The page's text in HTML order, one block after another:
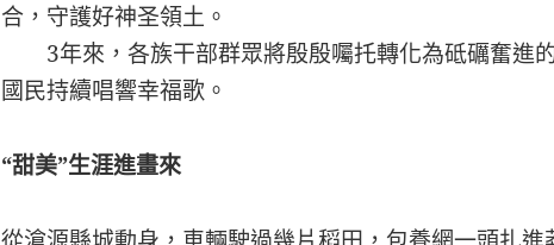
合，守護好神圣領土。
3年來，各族干部群眾將殷殷囑托轉化為砥礪奮進
國民持續唱響幸福歌。
“甜美”生涯進畫來